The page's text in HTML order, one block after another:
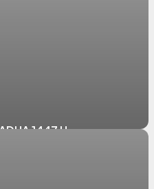
1447 H